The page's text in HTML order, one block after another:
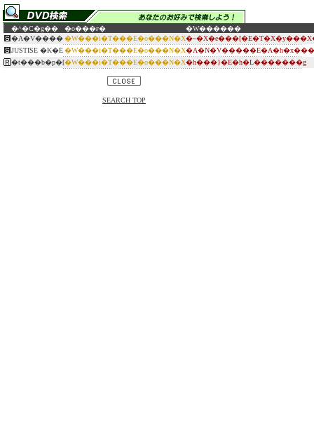
�^�C�g�� �o���ғ�
�W������
�A�V�����W���i�T���E�o���N�X
JUSTISE �K�E�W���i�T���E�o���N�X
�t���b�p�[�W���i�T���E�o���N�X�h���}�E�h�L�������g
SEARCH TOP